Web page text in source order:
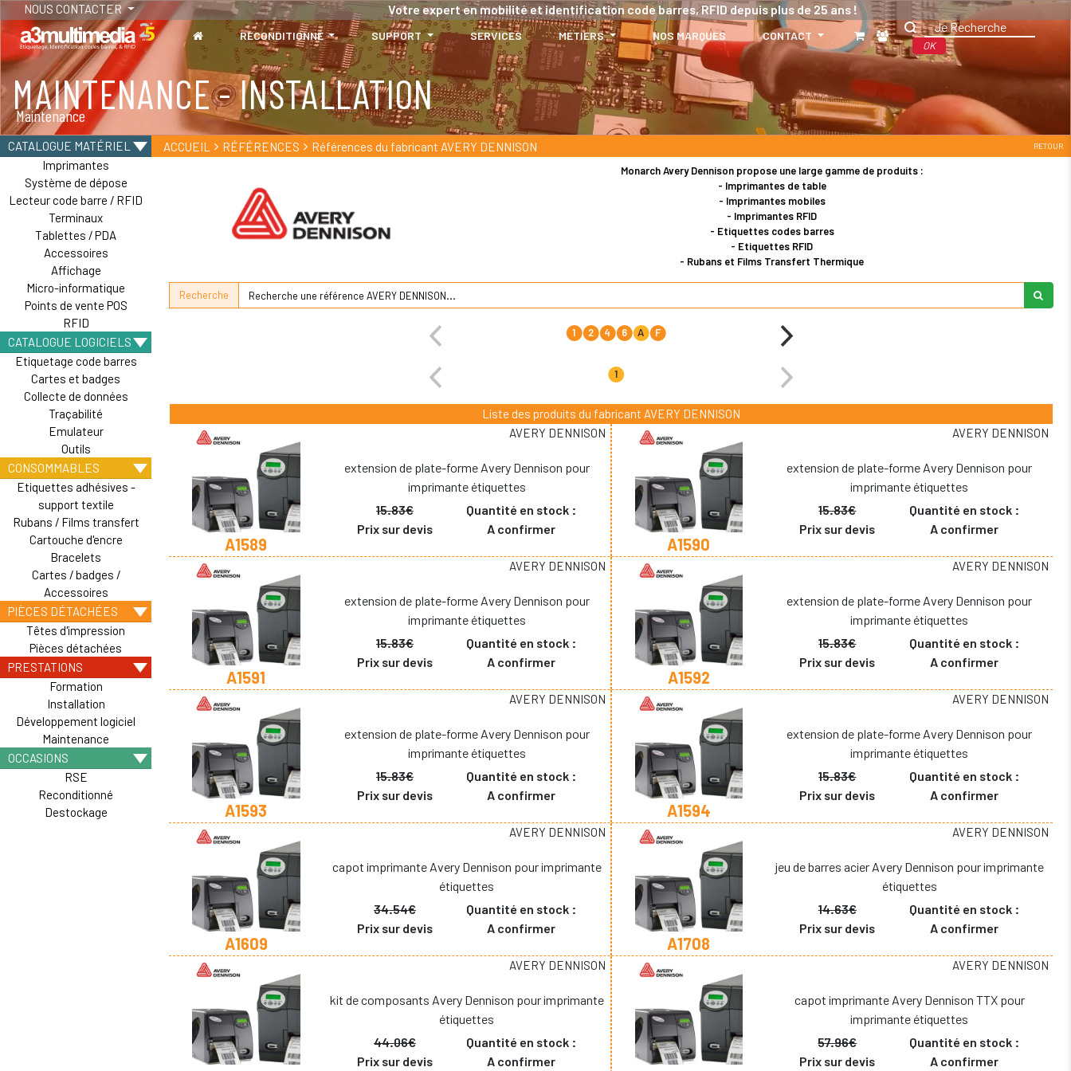
NOUS CONTACTER Votre expert en mobilité et identification code barres, RFID depuis plus de 25 ans !
RECONDITIONNÉ SUPPORT SERVICES MÉTIERS NOS MARQUES CONTACT
OK
MAINTENANCE - INSTALLATION
Maintenance
TABLETTES
Tablettes durcies - Étanches - Résistantes
CATALOGUE MATÉRIEL
Imprimantes
Système de dépose
Lecteur code barre / RFID
Terminaux
Tablettes / PDA
Accessoires
Affichage
Micro-informatique
Points de vente POS
RFID
CATALOGUE LOGICIELS
Etiquetage code barres
Cartes et badges
Collecte de données
Traçabilité
Emulateur
Outils
CONSOMMABLES
Etiquettes adhésives -
support textile
Rubans / Films transfert
Cartouche d'encre
Bracelets
Cartes / badges /
Accessoires
PIÈCES DÉTACHÉES
Têtes d'impression
Pièces détachées
PRESTATIONS
Formation
Installation
Développement logiciel
Maintenance
OCCASIONS
RSE
Reconditionné
Destockage
ACCUEIL RÉFÉRENCES Références du fabricant AVERY DENNISON RETOUR
Monarch Avery Dennison propose une large gamme de produits :
- Imprimantes de table
- Imprimantes mobiles
- Imprimantes RFID
- Etiquettes codes barres
- Etiquettes RFID
- Rubans et Films Transfert Thermique
Recherche
1 2 4 6 A F
1
Liste des produits du fabricant AVERY DENNISON
A1589
AVERY DENNISON
extension de plate-forme Avery Dennison pour
imprimante étiquettes
15.83€
Prix sur devis
Quantité en stock :
A confirmer
A1590
AVERY DENNISON
extension de plate-forme Avery Dennison pour
imprimante étiquettes
15.83€
Prix sur devis
Quantité en stock :
A confirmer
A1591
AVERY DENNISON
extension de plate-forme Avery Dennison pour
imprimante étiquettes
15.83€
Prix sur devis
Quantité en stock :
A confirmer
A1592
AVERY DENNISON
extension de plate-forme Avery Dennison pour
imprimante étiquettes
15.83€
Prix sur devis
Quantité en stock :
A confirmer
A1593
AVERY DENNISON
extension de plate-forme Avery Dennison pour
imprimante étiquettes
15.83€
Prix sur devis
Quantité en stock :
A confirmer
A1594
AVERY DENNISON
extension de plate-forme Avery Dennison pour
imprimante étiquettes
15.83€
Prix sur devis
Quantité en stock :
A confirmer
A1609
AVERY DENNISON
capot imprimante Avery Dennison pour imprimante
étiquettes
34.54€
Prix sur devis
Quantité en stock :
A confirmer
A1708
AVERY DENNISON
jeu de barres acier Avery Dennison pour imprimante
étiquettes
14.63€
Prix sur devis
Quantité en stock :
A confirmer
AVERY DENNISON
kit de composants Avery Dennison pour imprimante
étiquettes
44.06€
Prix sur devis
Quantité en stock :
A confirmer
AVERY DENNISON
capot imprimante Avery Dennison TTX pour
imprimante étiquettes
57.96€
Prix sur devis
Quantité en stock :
A confirmer